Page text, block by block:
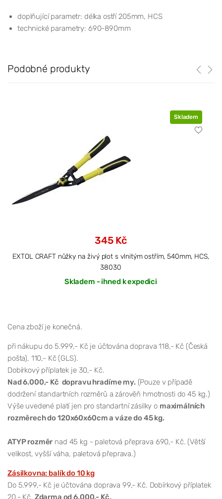
doplňující parametr: délka ostří 205mm, HCS
technické parametry: 690-890mm
Podobné produkty
Skladem
345 Kč
EXTOL CRAFT nůžky na živý plot s vlnitým ostřím, 540mm, HCS,
38030
Skladem - ihned k expedici
Cena zboží je konečná.
při nákupu do 5.999,- Kč je účtována doprava 118,- Kč (Česká
pošta), 110,- Kč (GLS).
Dobírkový příplatek je 30,- Kč.
Nad 6.000,- Kč dopravu hradíme my. (Pouze v případě
dodržení standartních rozměrů a zárověň hmotnosti do 45 kg.)
Výše uvedené platí jen pro standartní zásilky o maximálních
rozměrech do 120x60x60cm a váze do 45 kg.
ATYP rozměr nad 45 kg - paletová přeprava 690,- Kč. (Větší
velikost, vyšší váha, paletová přeprava.)
Zásilkovna: balík do 10 kg
Do 5.999,- Kč je účtována doprava 99,- Kč. Dobírkový příplatek
20,- Kč. Zdarma od 6.000,- Kč.